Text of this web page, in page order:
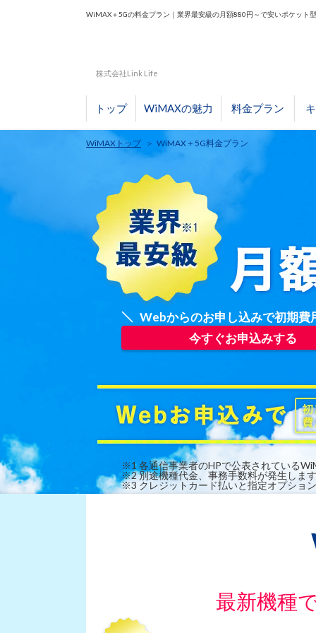
WiMAX＋5Gの料金プラン｜業界最安級の月額880円～で安いポケット
株式会社Link Life
トップ WiMAXの魅力 料金プラン
WiMAXトップ WiMAX＋5G料金プラン
Webからのお申し込みで初期費
今すぐお申込みする
※1 各通信事業者のHPで公表されている
※2 別途機種代金、事務手数料が発生しま
※3 クレジットカード払いと指定オプショ
最新機種